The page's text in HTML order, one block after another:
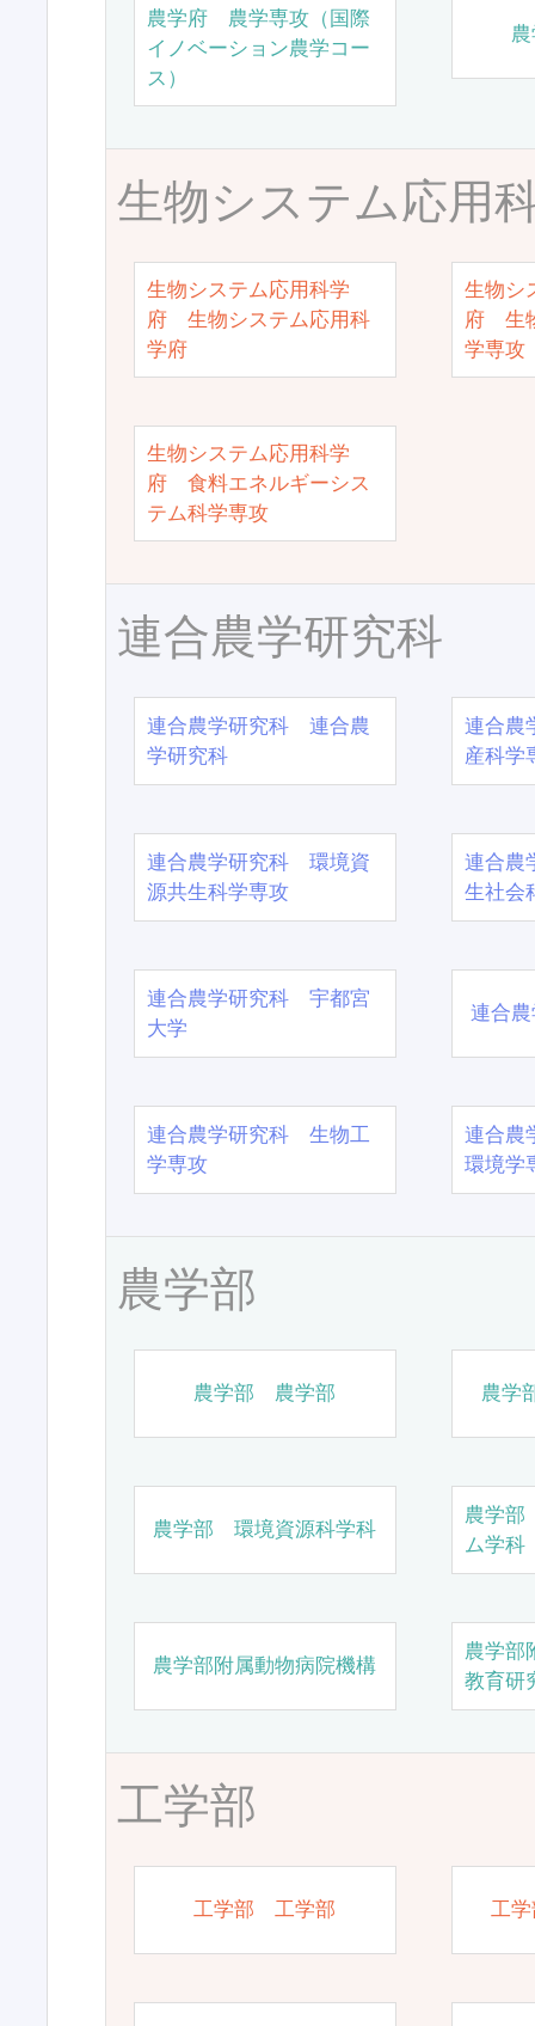
農学府 農学専攻（国際
イノベーション農学コー
ス）
生物システム応用
生物システム応用科学
府 生物システム応用科
学府
生物シ
府 生
学専攻
生物システム応用科学
府 食料エネルギーシス
テム科学専攻
連合農学研究科
連合農学研究科 連合農
学研究科
連合農
産科学
連合農学研究科 環境資
源共生科学専攻
連合農
生社会
連合農学研究科 宇都宮
大学
連合
連合農学研究科 生物工
学専攻
連合農
環境学
農学部
農学部 農学部 農学
農学部 環境資源科学科
農学
ム学科
農学部附属動物病院機構
農学部
教育研
工学部
工学部 工学部 工